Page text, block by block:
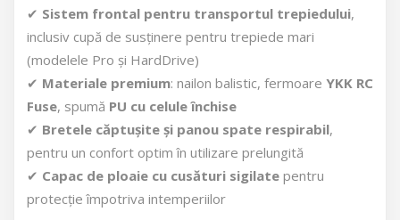
✔ Sistem frontal pentru transportul trepiedului,
inclusiv cupă de susținere pentru trepiede mari
(modelele Pro și HardDrive)
✔ Materiale premium: nailon balistic, fermoare YKK RC
Fuse, spumă PU cu celule închise
✔ Bretele căptușite și panou spate respirabil,
pentru un confort optim în utilizare prelungită
✔ Capac de ploaie cu cusături sigilate pentru
protecție împotriva intemperiilor